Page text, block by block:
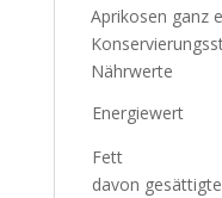
Aprikosen ganz
Nährwerte
Energiewert
Fett
davon